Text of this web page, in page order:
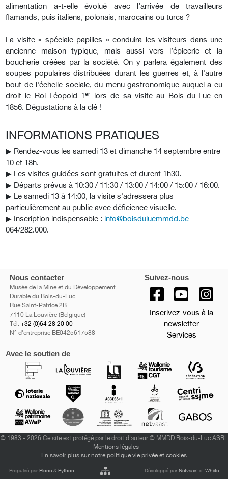
alimentation a-t-elle évolué avec l’arrivée de travailleurs
flamands, puis italiens, polonais, marocains ou turcs ?
La visite « spéciale papilles » conduira les visiteurs dans une
ancienne maison typique, mais aussi vers l’épicerie et la
boucherie créées par la société. On y parlera également des
soupes populaires distribuées durant les guerres et, à l'autre
bout de l'échelle sociale, du menu gastronomique auquel a eu
droit le Roi Léopold 1er
lors de sa visite au Bois-du-Luc en
1856. Dégustations à la clé !
INFORMATIONS PRATIQUES
▶︎ Rendez-vous les samedi 13 et dimanche 14 septembre entre
10 et 18h.
▶︎ Les visites guidées sont gratuites et durent 1h30.
▶︎ Départs prévus à 10:30 / 11:30 / 13:00 / 14:00 / 15:00 / 16:00.
▶︎ Le samedi 13 à 14:00, la visite s'adressera plus
particulièrement au public avec déficience visuelle.
▶︎ Inscription indispensable : info@boisdulucmmdd.be -
064/282.000.
Nous contacter
Musée de la Mine et du Développement
Durable du Bois-du-Luc
Rue Saint-Patrice 2B
7110 La Louvière (Belgique)
Tél. +32 (0)64 28 20 00
N° d'entreprise BE0425617588
Suivez-nous
Inscrivez-vous à la
newsletter
Services
Avec le soutien de
©1983 - 2026 Ce site est protégé par le droit d'auteur © MMDD Bois-du-Luc ASBL
- Mentions légales
En savoir plus sur notre politique vie privée et cookies
Propulsé parPlone &Python Développé parNetvaastet Whiite